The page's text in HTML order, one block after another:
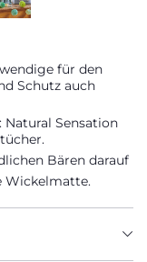
für den
Schutz auch
Sensation
Bären darauf
Wickelmatte.